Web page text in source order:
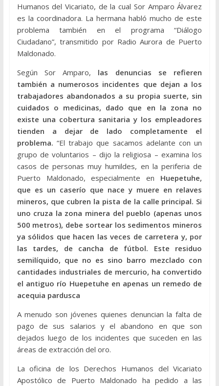
Humanos del Vicariato, de la cual Sor Amparo Álvarez
es la coordinadora. La hermana habló mucho de este
problema también en el programa “Diálogo
Ciudadano”, transmitido por Radio Aurora de Puerto
Maldonado.
Según Sor Amparo, las denuncias se refieren
también a numerosos incidentes que dejan a los
trabajadores abandonados a su propia suerte, sin
cuidados o medicinas, dado que en la zona no
existe una cobertura sanitaria y los empleadores
tienden a dejar de lado completamente el
problema. “El trabajo que sacamos adelante con un
grupo de voluntarios – dijo la religiosa – examina los
casos de personas muy humildes, en la periferia de
Puerto Maldonado, especialmente en Huepetuhe,
que es un caserío que nace y muere en relaves
mineros, que cubren la pista de la calle principal. Si
uno cruza la zona minera del pueblo (apenas unos
500 metros), debe sortear los sedimentos mineros
ya sólidos que hacen las veces de carretera y, por
las tardes, de cancha de fútbol. Este residuo
semilíquido, que no es sino barro mezclado con
cantidades industriales de mercurio, ha convertido
el antiguo río Huepetuhe en apenas un remedo de
acequia pardusca
A menudo son jóvenes quienes denuncian la falta de
pago de sus salarios y el abandono en que son
dejados luego de los incidentes que suceden en las
áreas de extracción del oro.
La oficina de los Derechos Humanos del Vicariato
Apostólico de Puerto Maldonado ha pedido a las